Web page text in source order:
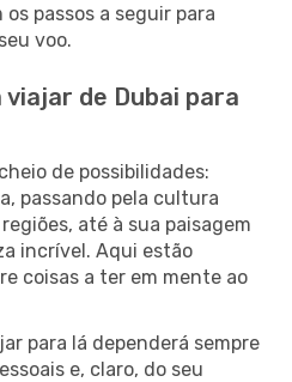
passos a seguir para
voo.
de Dubai para
de possibilidades:
passando pela cultura
até à sua paisagem
incrível. Aqui estão
coisas a ter em mente ao
para lá dependerá sempre
e, claro, do seu